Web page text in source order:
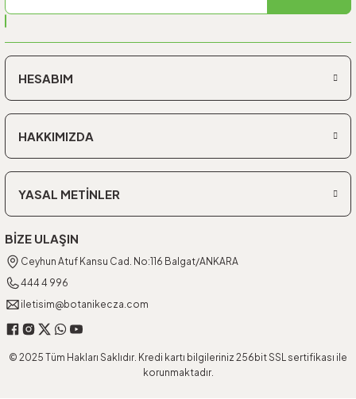
HESABIM
HAKKIMIZDA
YASAL METİNLER
BİZE ULAŞIN
Ceyhun Atuf Kansu Cad. No:116 Balgat/ANKARA
444 4 996
iletisim@botanikecza.com
© 2025 Tüm Hakları Saklıdır. Kredi kartı bilgileriniz 256bit SSL sertifikası ile
korunmaktadır.